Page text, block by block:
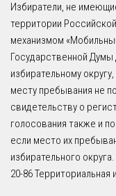
Избиратели, не
территории
механизмом
Государственной
избирательному
месту пребывания не
свидетельству о
голосования также и
если место их
избирательного
20-86